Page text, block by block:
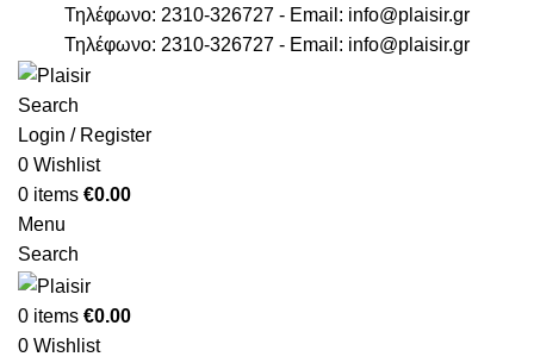
Τηλέφωνο: 2310-326727 - Email: info@plaisir.gr
Τηλέφωνο: 2310-326727 - Email: info@plaisir.gr
Search
Login / Register
0 Wishlist
0 items €0.00
Menu
Search
0 items €0.00
0 Wishlist